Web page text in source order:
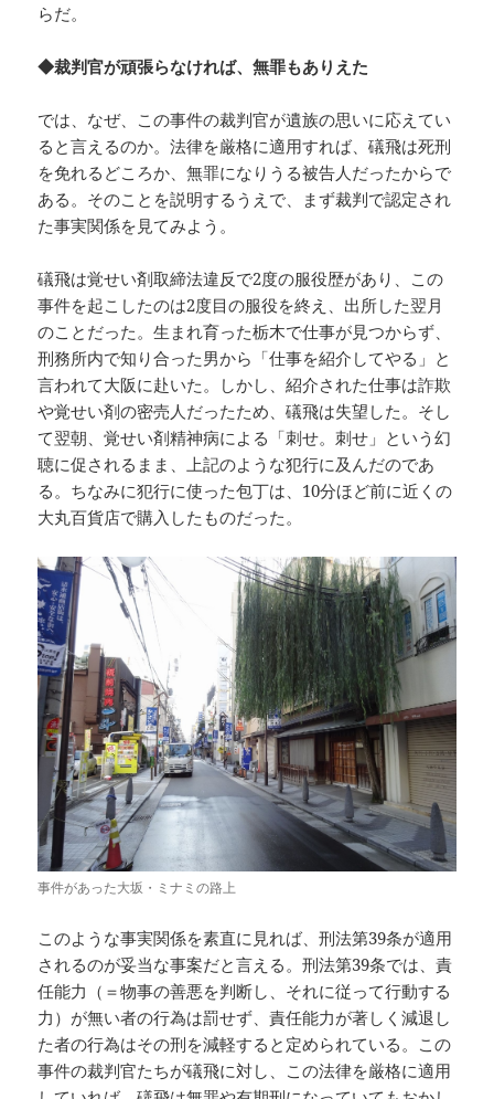
らだ。
◆裁判官が頑張らなければ、無罪もありえた
では、なぜ、この事件の裁判官が遺族の思いに応えてい
ると言えるのか。法律を厳格に適用すれば、礒飛は死刑
を免れるどころか、無罪になりうる被告人だったからで
ある。そのことを説明するうえで、まず裁判で認定され
た事実関係を見てみよう。
礒飛は覚せい剤取締法違反で2度の服役歴があり、この
事件を起こしたのは2度目の服役を終え、出所した翌月
のことだった。生まれ育った栃木で仕事が見つからず、
刑務所内で知り合った男から「仕事を紹介してやる」と
言われて大阪に赴いた。しかし、紹介された仕事は詐欺
や覚せい剤の密売人だったため、礒飛は失望した。そし
て翌朝、覚せい剤精神病による「刺せ。刺せ」という幻
聴に促されるまま、上記のような犯行に及んだのであ
る。ちなみに犯行に使った包丁は、10分ほど前に近くの
大丸百貨店で購入したものだった。
事件があった大坂・ミナミの路上
このような事実関係を素直に見れば、刑法第39条が適用
されるのが妥当な事案だと言える。刑法第39条では、責
任能力（＝物事の善悪を判断し、それに従って行動する
力）が無い者の行為は罰せず、責任能力が著しく減退し
た者の行為はその刑を減軽すると定められている。この
事件の裁判官たちが礒飛に対し、この法律を厳格に適用